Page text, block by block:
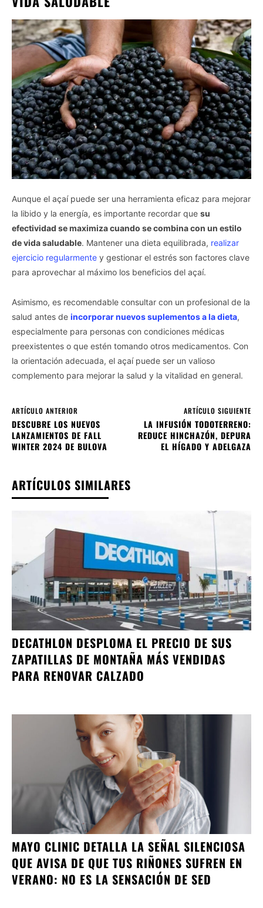
Aunque el açaí puede ser una herramienta eficaz para mejorar
la libido y la energía, es importante recordar que su
efectividad se maximiza cuando se combina con un estilo
de vida saludable. Mantener una dieta equilibrada, realizar
ejercicio regularmente y gestionar el estrés son factores clave
para aprovechar al máximo los beneficios del açaí.
Asimismo, es recomendable consultar con un profesional de la
salud antes de incorporar nuevos suplementos a la dieta,
especialmente para personas con condiciones médicas
preexistentes o que estén tomando otros medicamentos. Con
la orientación adecuada, el açaí puede ser un valioso
complemento para mejorar la salud y la vitalidad en general.
ARTÍCULO ANTERIOR
DESCUBRE LOS NUEVOS
LANZAMIENTOS DE FALL
WINTER 2024 DE BULOVA
ARTÍCULO SIGUIENTE
LA INFUSIÓN TODOTERRENO:
REDUCE HINCHAZÓN, DEPURA
EL HÍGADO Y ADELGAZA
ARTÍCULOS SIMILARES
DECATHLON DESPLOMA EL PRECIO DE SUS
ZAPATILLAS DE MONTAÑA MÁS VENDIDAS
PARA RENOVAR CALZADO
MAYO CLINIC DETALLA LA SEÑAL SILENCIOSA
QUE AVISA DE QUE TUS RIÑONES SUFREN EN
VERANO: NO ES LA SENSACIÓN DE SED